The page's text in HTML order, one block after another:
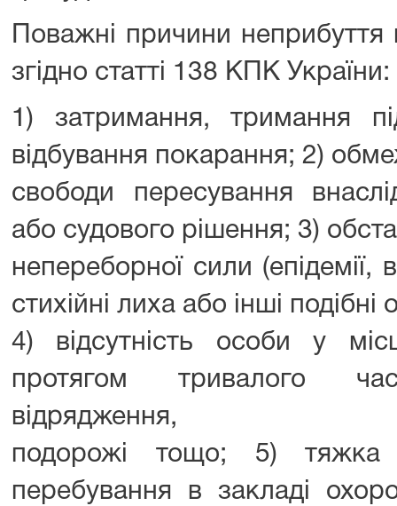
Поважні причини неприбуття
згідно статті 138 КПК України:
1) затримання, тримання
відбування покарання; 2)
свободи пересування
або судового рішення; 3)
непереборної сили (епідемії,
стихійні лиха або інші подібні
4) відсутність особи у
протягом тривалого
відрядження,
подорожі тощо; 5) тяжка
перебування в закладі